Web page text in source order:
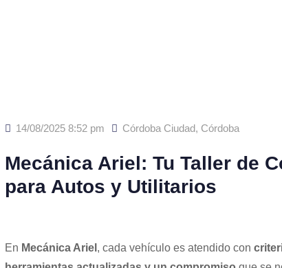
14/08/2025 8:52 pm Córdoba Ciudad, Córdoba
Mecánica Ariel: Tu Taller de
para Autos y Utilitarios
En Mecánica Ariel , cada vehículo es atendido con